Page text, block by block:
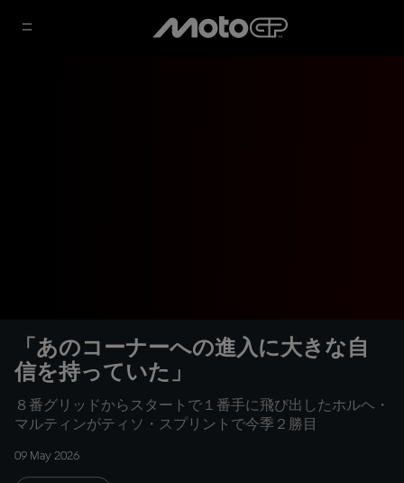
「あのコーナーへの進入に大きな自
信を持っていた」
８番グリッドからスタートで１番手に飛び出したホルヘ・
マルティンがティソ・スプリントで今季２勝目
09 May 2026